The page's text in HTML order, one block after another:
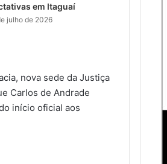
em Itaguaí
julho de 2026
nova sede da Justiça
Carlos de Andrade
início oficial aos